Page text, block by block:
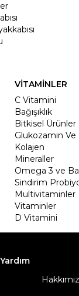
VİTAMİNLER
C Vitamini
Bağışıklık
Bitkisel Ürünler
Glukozamin Ve
Kolajen
Mineraller
Omega 3 ve
Sindirim
Multivitaminler
Vitaminler
D Vitamini
Yardım